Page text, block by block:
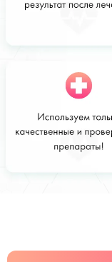
Стоимость
от 28 000